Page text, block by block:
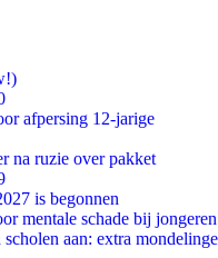
afpersing 12-jarige
na ruzie over pakket
is begonnen
mentale schade bij jongeren
aan: extra mondelinge